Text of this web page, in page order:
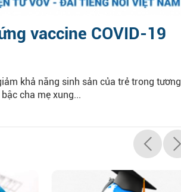
vaccine COVID-19
khả năng sinh sản của trẻ trong tương
cha mẹ xung...